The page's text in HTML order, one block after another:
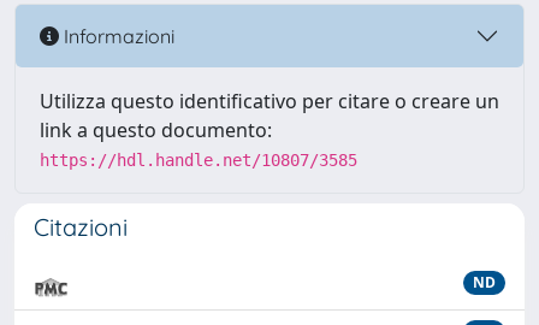
Informazioni
Utilizza questo identificativo per citare o creare un
link a questo documento:
https://hdl.handle.net/10807/3585
Citazioni
ND